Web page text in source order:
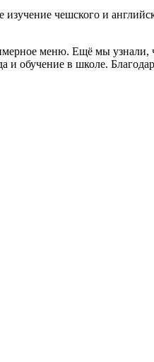
чешского и
меню. Ещё мы узнали,
и обучение в школе.